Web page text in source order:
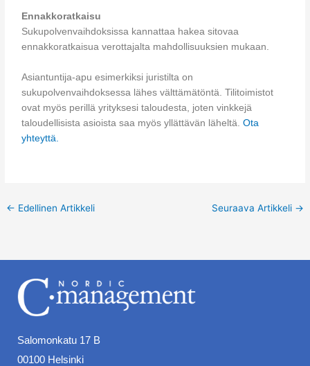
Ennakkoratkaisu
Sukupolvenvaihdoksissa kannattaa hakea sitovaa
ennakkoratkaisua verottajalta mahdollisuuksien mukaan.
Asiantuntija-apu esimerkiksi juristilta on
sukupolvenvaihdoksessa lähes välttämätöntä. Tilitoimistot
ovat myös perillä yrityksesi taloudesta, joten vinkkejä
taloudellisista asioista saa myös yllättävän läheltä.Ota
yhteyttä.
← Edellinen Artikkeli Seuraava Artikkeli →
Salomonkatu 17 B
00100 Helsinki